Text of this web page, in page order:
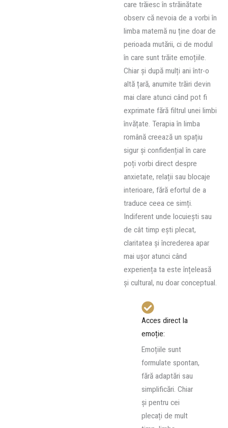
care trăiesc în străinătate
observ că nevoia de a vorbi în
limba maternă nu ține doar de
perioada mutării, ci de modul
în care sunt trăite emoțiile.
Chiar și după mulți ani într-o
altă țară, anumite trăiri devin
mai clare atunci când pot fi
exprimate fără filtrul unei limbi
învățate. Terapia în limba
română creează un spațiu
sigur și confidențial în care
poți vorbi direct despre
anxietate, relații sau blocaje
interioare, fără efortul de a
traduce ceea ce simți.
Indiferent unde locuiești sau
de cât timp ești plecat,
claritatea și încrederea apar
mai ușor atunci când
experiența ta este înțeleasă
și cultural, nu doar conceptual.
Acces direct la
emoție:
Emoțiile sunt
formulate spontan,
fără adaptări sau
simplificări. Chiar
și pentru cei
plecați de mult